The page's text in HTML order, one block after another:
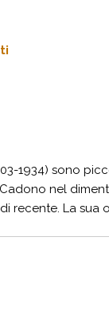
1934) sono
nel
recente. La sua